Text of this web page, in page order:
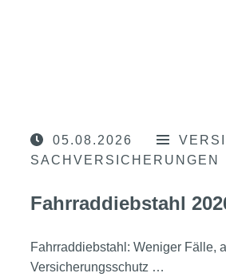
05.08.2026
SACHVERSICHERUNGEN
Fahrraddiebstahl
Fahrraddiebstahl: Weniger Fälle,
Versicherungsschutz …